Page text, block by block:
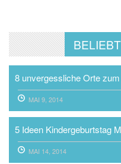
8 unvergessliche Orte
MAI 9, 2014
5 Ideen Kindergeburtstag
MAI 14, 2014